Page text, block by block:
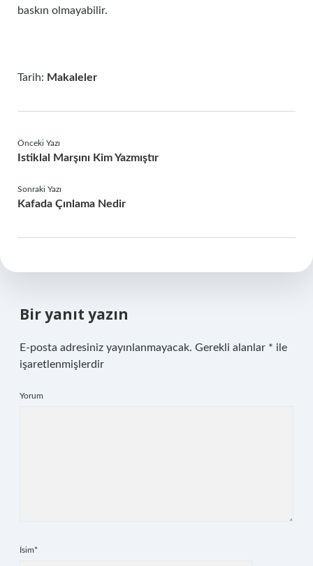
baskın olmayabilir.
Tarih: Makaleler
Önceki Yazı
Istiklal Marşını Kim Yazmıştır
Sonraki Yazı
Kafada Çınlama Nedir
Bir yanıt yazın
E-posta adresiniz yayınlanmayacak. Gerekli alanlar * ile
işaretlenmişlerdir
Yorum
İsim*